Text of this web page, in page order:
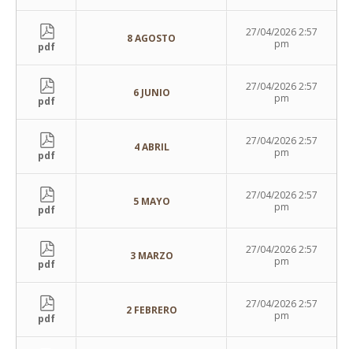
pdf
8 AGOSTO
27/04/2026 2:57
pm
pdf
6 JUNIO
27/04/2026 2:57
pm
pdf
4 ABRIL
27/04/2026 2:57
pm
pdf
5 MAYO
27/04/2026 2:57
pm
pdf
3 MARZO
27/04/2026 2:57
pm
pdf
2 FEBRERO
27/04/2026 2:57
pm